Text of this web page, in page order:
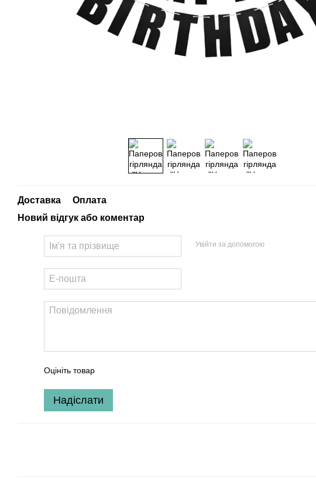
Доставка
Оплата
Новий відгук або коментар
Увійти за допомогою
Оцініть товар
Надіслати